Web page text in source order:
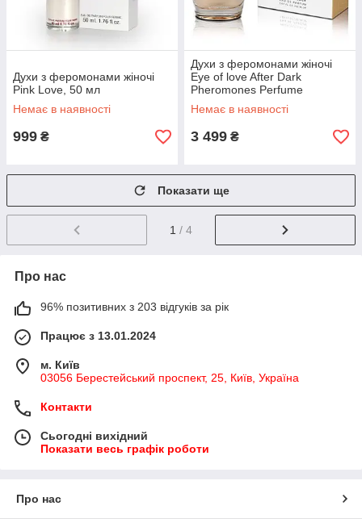
Духи з феромонами жіночі
Pink Love, 50 мл
Немає в наявності
999 ₴
Духи з феромонами жіночі
Eye of love After Dark
Pheromones Perfume
Немає в наявності
3 499 ₴
Показати ще
1 / 4
Про нас
96% позитивних з 203 відгуків за рік
Працює з 13.01.2024
м. Київ
03056 Берестейський проспект, 25, Київ, Україна
Контакти
Сьогодні вихідний
Показати весь графік роботи
Про нас